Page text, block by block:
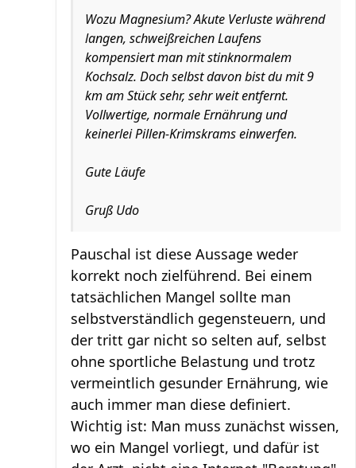
Wozu Magnesium? Akute Verluste während
langen, schweißreichen Laufens
kompensiert man mit stinknormalem
Kochsalz. Doch selbst davon bist du mit 9
km am Stück sehr, sehr weit entfernt.
Vollwertige, normale Ernährung und
keinerlei Pillen-Krimskrams einwerfen.
Gute Läufe
Gruß Udo
Pauschal ist diese Aussage weder
korrekt noch zielführend. Bei einem
tatsächlichen Mangel sollte man
selbstverständlich gegensteuern, und
der tritt gar nicht so selten auf, selbst
ohne sportliche Belastung und trotz
vermeintlich gesunder Ernährung, wie
auch immer man diese definiert.
Wichtig ist: Man muss zunächst wissen,
wo ein Mangel vorliegt, und dafür ist